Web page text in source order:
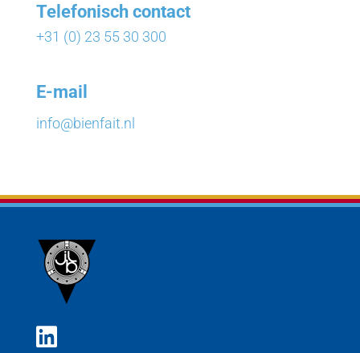
Telefonisch contact
+31 (0) 23 55 30 300
E-mail
info@bienfait.nl